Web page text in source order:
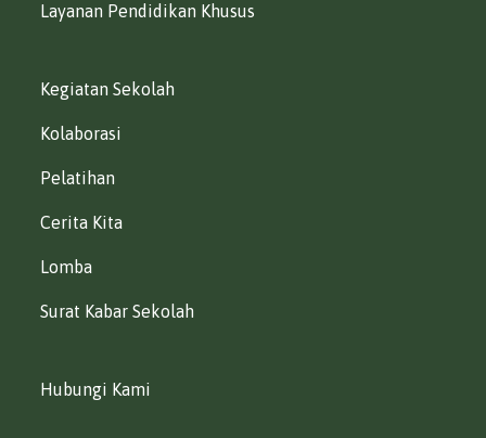
Layanan Pendidikan Khusus
Kegiatan Sekolah
Kolaborasi
Pelatihan
Cerita Kita
Lomba
Surat Kabar Sekolah
Hubungi Kami